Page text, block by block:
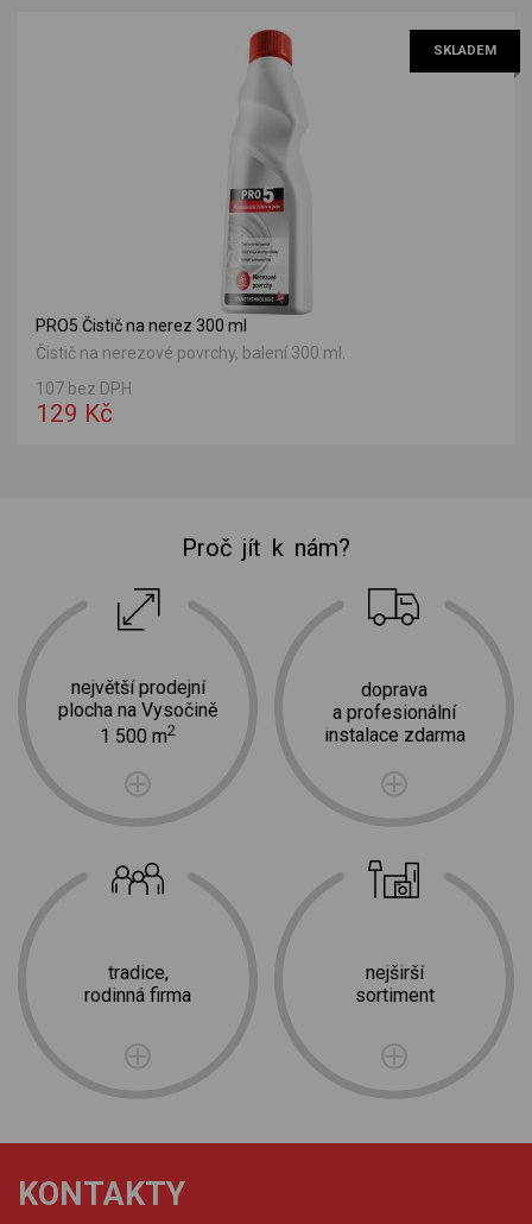
SKLADEM
PRO5 Čistič na nerez 300 ml
Čistič na nerezové povrchy, balení 300 ml.
107 bez DPH
129 Kč
Proč jít k nám?
největší prodejní
plocha na Vysočině
1 500 m2
tradice,
rodinná firma
doprava
a profesionální
instalace zdarma
nejširší
sortiment
KONTAKTY